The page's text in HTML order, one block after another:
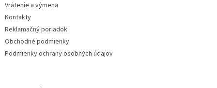
Vrátenie a výmena
Kontakty
Reklamačný poriadok
Obchodné podmienky
Podmienky ochrany osobných údajov